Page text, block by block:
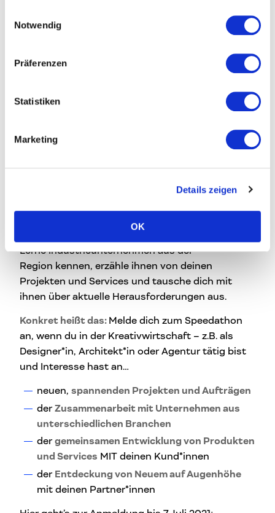
Notwendig
Präferenzen
Statistiken
Marketing
Details zeigen
OK
Haiberger, Founder & CEO
– Bernhard Kaliauer, Industrie
– Roland Keplinger,
Design Director
In den kommenden Tagen werden wir hier bzw. via
Social Media noch weitere teilnehmenden
Lerne Industrieunternehmen aus der
Region kennen, erzähle ihnen von deinen
Projekten und Services und tausche dich mit
ihnen über aktuelle Herausforderungen aus.
Konkret heißt das: Melde dich zum Speedathon
an, wenn du in der Kreativwirtschaft – z.B. als
Designer*in, Architekt*in oder Agentur tätig bist
und Interesse hast an…
neuen, spannenden Projekten und Aufträgen
derZusammenarbeit mit Unternehmen aus
unterschiedlichen Branchen
dergemeinsamen Entwicklung von Produkten
und Services MIT deinen Kund*innen
der Entdeckung von Neuem auf Augenhöhe
mit deinen Partner*innen